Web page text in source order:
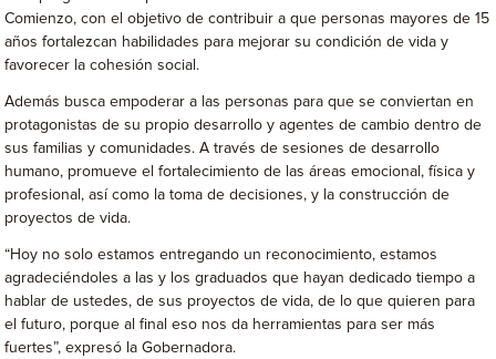
Comienzo, con el objetivo de contribuir a que personas mayores de 15
años fortalezcan habilidades para mejorar su condición de vida y
favorecer la cohesión social.
Además busca empoderar a las personas para que se conviertan en
protagonistas de su propio desarrollo y agentes de cambio dentro de
sus familias y comunidades. A través de sesiones de desarrollo
humano, promueve el fortalecimiento de las áreas emocional, física y
profesional, así como la toma de decisiones, y la construcción de
proyectos de vida.
“Hoy no solo estamos entregando un reconocimiento, estamos
agradeciéndoles a las y los graduados que hayan dedicado tiempo a
hablar de ustedes, de sus proyectos de vida, de lo que quieren para
el futuro, porque al final eso nos da herramientas para ser más
fuertes”, expresó la Gobernadora.